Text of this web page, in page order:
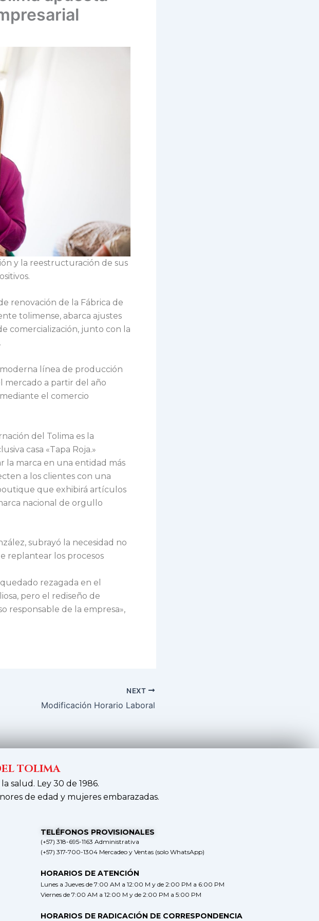
y la reestructuración de sus
renovación de la Fábrica de
tolimense, abarca ajustes
comercialización, junto con la
línea de producción
mercado a partir del año
el comercio
del Tolima es la
casa «Tapa Roja.»
la marca en una entidad más
a los clientes con una
que exhibirá artículos
nacional de orgullo
subrayó la necesidad no
replantear los procesos
rezagada en el
pero el rediseño de
responsable de la empresa»,
NEXT
Modificación Horario Laboral
TOLIMA
salud. Ley 30 de 1986.
de edad y mujeres embarazadas.
TELÉFONOS PROVISIONALES
(+57) 318-695-1163 Administrativa
(+57) 317-700-1304 Mercadeo y Ventas (solo WhatsApp)
HORARIOS DE ATENCIÓN
Lunes a Jueves de 7:00 AM a 12:00 M y de 2:00 PM a 6:00 PM
Viernes de 7:00 AM a 12:00 M y de 2:00 PM a 5:00 PM
HORARIOS DE RADICACIÓN DE CORRESPONDENCIA